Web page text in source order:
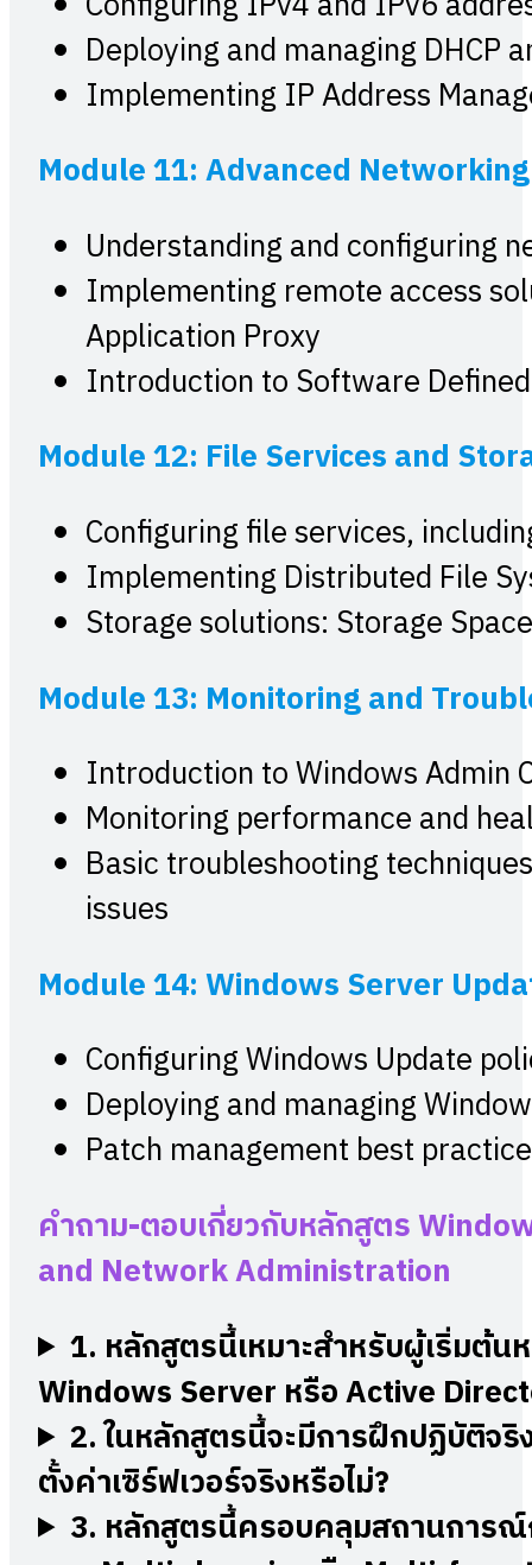
Deploying and managing DHCP
Implementing IP Address
Module 11: Advanced
Understanding and configuring
Implementing remote access
Application Proxy
Introduction to Software
Module 12: File Services and
Configuring file services,
Implementing Distributed File
Storage solutions: Storage
Module 13: Monitoring and
Introduction to Windows Admin
Monitoring performance and
Basic troubleshooting
issues
Module 14: Windows Server
Configuring Windows Update
Deploying and managing
Patch management best
คำถาม-ตอบเกี่ยวกับหลักสูตร
and Network Administration
1. หลักสูตรนี้เหมาะสำหรับผู้เริ่มต้น
Windows Server หรือ Active
2.ในหลักสูตรนี้จะมีการฝึกปฏิบัติจริ
ตั้งค่าเซิร์ฟเวอร์จริงหรือไม่?
3. หลักสูตรนี้ครอบคลุมสถานการ